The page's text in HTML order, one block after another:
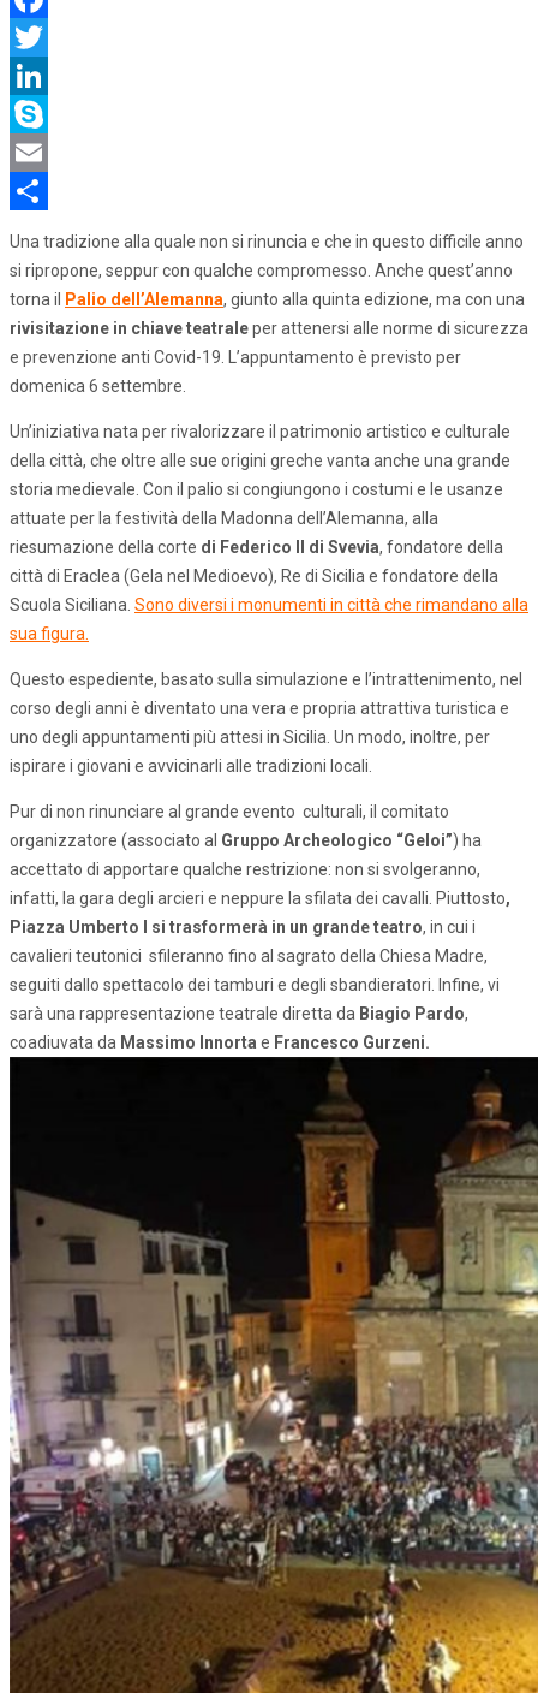
Facebook
Twitter
LinkedIn
Skype
Email
Una tradizione alla quale non si rinuncia e che in questo difficile anno
si ripropone, seppur con qualche compromesso. Anche quest’anno
torna il
Palio dell’Alemanna, giunto alla quinta edizione, ma con una
rivisitazione in chiave teatraleper attenersi alle norme di sicurezza
e prevenzione anti Covid-19. L’appuntamento è previsto per
domenica 6 settembre.
Un’iniziativa nata per rivalorizzare il patrimonio artistico e culturale
della città, che oltre alle sue origini greche vanta anche una grande
storia medievale. Con il palio si congiungono i costumi e le usanze
attuate per la festività della Madonna dell’Alemanna, alla
riesumazione della corte di Federico II di Svevia, fondatore della
città di Eraclea (Gela nel Medioevo), Re di Sicilia e fondatore della
Scuola Siciliana. Sono diversi i monumenti in città che rimandano alla
sua figura.
Questo espediente, basato sulla simulazione e l’intrattenimento, nel
corso degli anni è diventato una vera e propria attrattiva turistica e
uno degli appuntamenti più attesi in Sicilia. Un modo, inoltre, per
ispirare i giovani e avvicinarli alle tradizioni locali.
Pur di non rinunciare al grande evento culturali, il comitato
organizzatore (associato al Gruppo Archeologico “Geloi”) ha
accettato di apportare qualche restrizione: non si svolgeranno,
infatti, la gara degli arcieri e neppure la sfilata dei cavalli. Piuttosto,
Piazza Umberto I si trasformerà in un grande teatro, in cui i
cavalieri teutonici sfileranno fino al sagrato della Chiesa Madre,
seguiti dallo spettacolo dei tamburi e degli sbandieratori. Infine, vi
sarà una rappresentazione teatrale diretta da Biagio Pardo,
coadiuvata da Massimo Innorta e Francesco Gurzeni.